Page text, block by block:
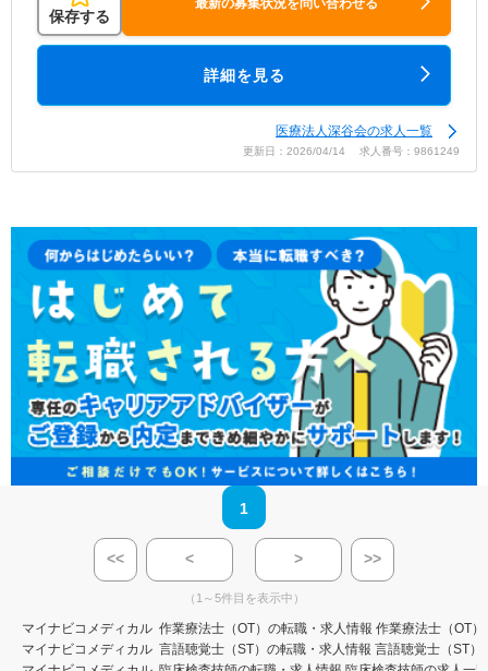
保存する
詳細を見る
医療法人深谷会の求人一覧
更新日：2026/04/14 求人番号：9861249
1
<< < > >>
（1～5件目を表示中）
マイナビコメディカル 作業療法士（OT）の転職・求人情報 作業療法士（OT
マイナビコメディカル 言語聴覚士（ST）の転職・求人情報 言語聴覚士（ST）